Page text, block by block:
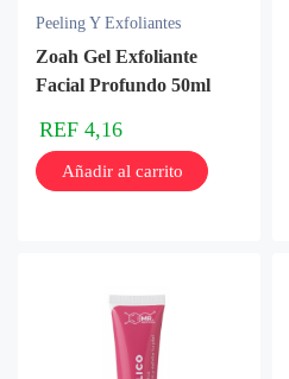
Peeling Y Exfoliantes
Zoah Gel Exfoliante
Facial Profundo 50ml
REF 4,16
Añadir al carrito